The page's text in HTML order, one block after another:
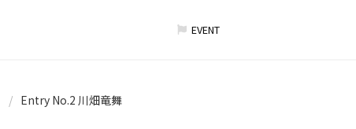
EVENT
Entry No.2 川畑竜舞